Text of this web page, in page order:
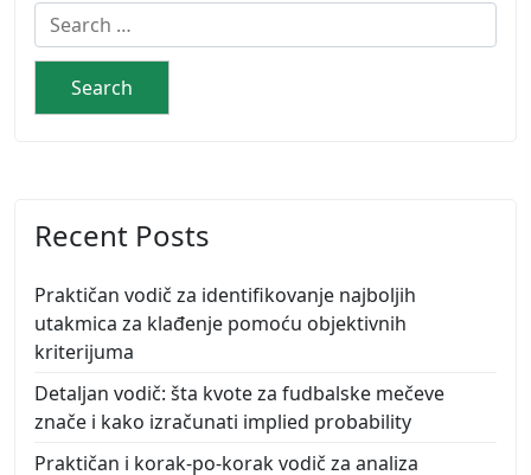
Search
for:
Recent Posts
Praktičan vodič za identifikovanje najboljih
utakmica za klađenje pomoću objektivnih
kriterijuma
Detaljan vodič: šta kvote za fudbalske mečeve
znače i kako izračunati implied probability
Praktičan i korak‑po‑korak vodič za analiza